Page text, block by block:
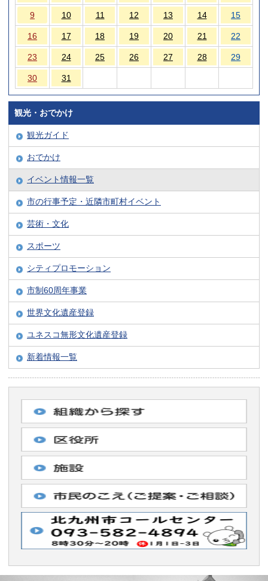
9 10 11 12 13 14 15
16 17 18 19 20 21 22
23 24 25 26 27 28 29
30 31
観光・おでかけ
観光ガイド
おでかけ
イベント情報一覧
市の行事予定・近隣市町村イベント
芸術・文化
スポーツ
シティプロモーション
市制60周年事業
世界文化遺産登録
ユネスコ無形文化遺産登録
新着情報一覧